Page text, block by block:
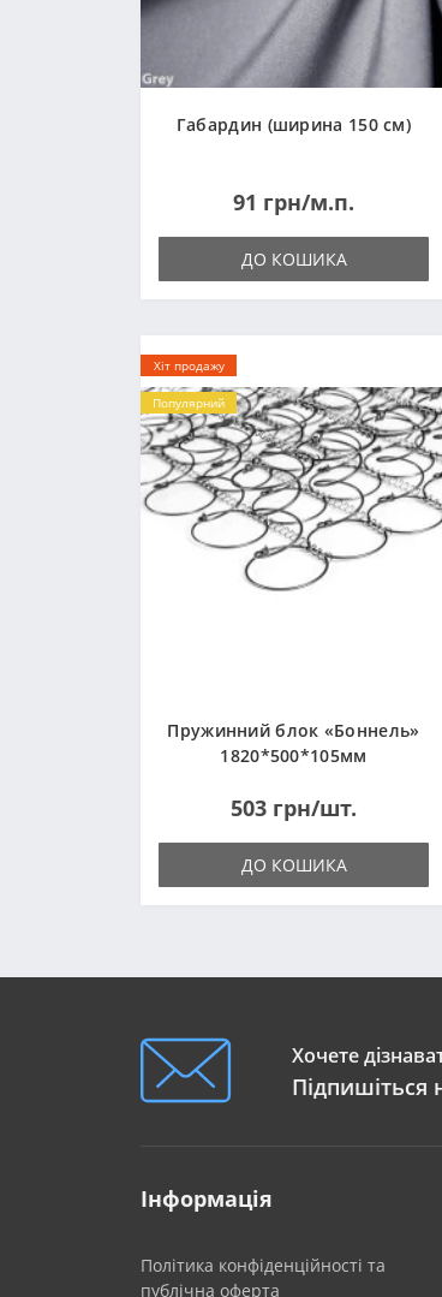
Габардин (ширина 150 см)
91 грн/м.п.
ДО КОШИКА
Хіт продажу
Популярний
Пружинний блок «Боннель»
1820*500*105мм
503 грн/шт.
ДО КОШИКА
Хочете
Підпишіться
Інформація
Політика конфіденційності та
публічна оферта